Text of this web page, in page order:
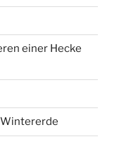
einer Hecke
Wintererde